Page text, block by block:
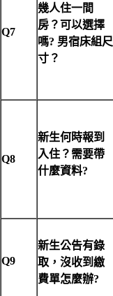
Q7
幾人住一間
房？可以選擇
嗎? 男宿床組尺
寸？
Q8
新生何時報到
入住？需要帶
什麼資料?
Q9
新生公告有錄
取，沒收到繳
費單怎麼辦?